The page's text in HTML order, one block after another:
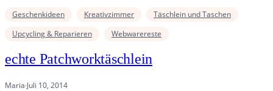
Geschenkideen Kreativzimmer
Täschlein und Taschen
Upcycling & Reparieren
Webwarereste
echte Patchworktäschlein
Maria·Juli 10, 2014